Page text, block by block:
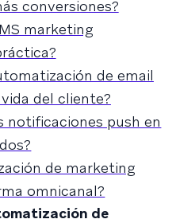
conversiones?
marketing
de email
del cliente?
notificaciones push en
de marketing
omnicanal?
de